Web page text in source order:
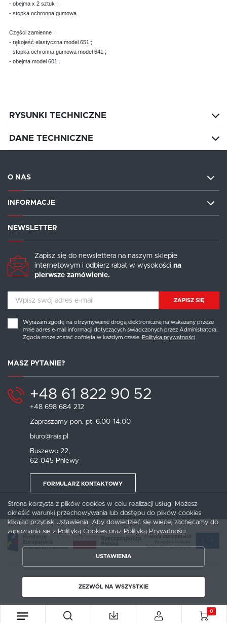
- obejma x 2 sztuk ;
- stopka ochronna gumowa .
Części zamienne :
- rękojeść elastyczna model 651 ;
- stopka ochronna gumowa model 641 ;
- obejma model 601 .
RYSUNKI TECHNICZNE
DANE TECHNICZNE
O NAS
INFORMACJE
NEWSLETTER
Zapisz się do newslettera na naszym sklepie
internetowym i odbierz rabat w wysokości na
pierwsze zamówienie.
ZAPISZ SIĘ
Wyrażam zgodę na otrzymywanie drogą elektroniczną na wskazany przeze
mnie adres e-mail informacji dotyczących świadczonych przez Administratora.
Zgoda może zostać cofnięta w każdym czasie. Polityka prywatności
MASZ PYTANIE?
+48 61 822 90 52
+48 698 684 212
Zapraszamy pon.-pt. 6.00-14.00
biuro@rais.pl
Buszewo 22,
62-045 Pniewy
FORMULARZ KONTAKTOWY
Copyright by rais.pl
0
Strona korzysta z plików cookies w celu realizacji usług. Możesz
określić warunki przechowywania lub dostępu do plików cookies
klikając przycisk Ustawienia. Aby dowiedzieć się więcej zachęcamy do
zapoznania się z Polityką Cookies oraz Polityką Prywatności.
USTAWIENIA
ZEZWÓL NA WSZYSTKIE
ZAPISZ WYBRANE
ZEZWÓL NA WSZYSTKIE